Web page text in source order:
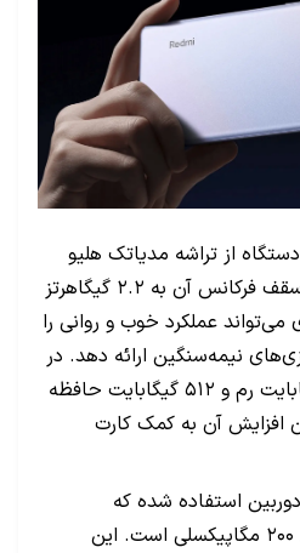
از تراشه مدیاتک هلیو
G100 اولترا استفاده شده که سقف فرکانس آن به ۲.۲ گیگاهرتز
۶ نانومتری می‌تواند عملکرد خوب و روانی را
نیمه‌سنگین ارائه دهد. در
کنار آن هم از حداکثر ۱۲ گیگابایت رم و ۵۱۲ گیگابایت حافظه
افزایش آن به کمک کارت
استفاده شده که
مهم‌ترین آن‌ها، دوربین اصلی ۲۰۰ مگاپیکسلی است. این